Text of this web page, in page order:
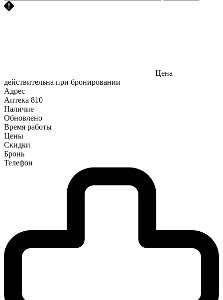
Цена
действительна при бронировании
Адрес
Аптека 810
Наличие
Обновлено
Время работы
Цены
Скидки
Бронь
Телефон